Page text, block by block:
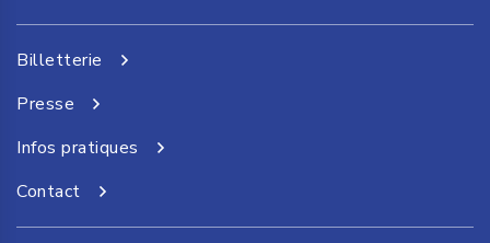
Billetterie
Presse
Infos pratiques
Contact